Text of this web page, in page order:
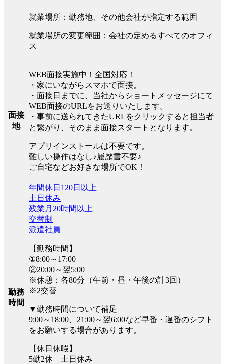
就業場所：勤務地、その他会社が指定する範囲
就業場所の変更範囲：会社の定めるすべてのオフィ
ス
面接
地
WEB面接実施中！全国対応！
・家にいながらスマホで面接。
・面接日までに、当社からショートメッセージにて
WEB面接のURLをお送りいたします。
・事前に送られてきたURLをクリックすると担当者
と繋がり、そのまま面接スタートとなります。
アプリインストールは不要です。
難しい操作はなし♪履歴書不要♪
ご自宅などお好きな場所でOK！
勤務
時間
年間休日120日以上
土日休み
残業月20時間以上
交替制
派遣社員
【勤務時間】
①8:00～17:00
②20:00～翌5:00
※休憩：各80分（午前・昼・午後の計3回）
※2交替
▼勤務時間について補足
9:00～18:00、21:00～翌6:00など早番・遅番のシフト
をお願いする場合があります。
【休日休暇】
5勤2休 土日休み